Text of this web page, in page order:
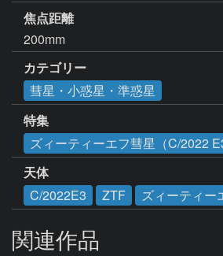
焦点距離
200mm
カテゴリー
彗星・小惑星・準惑星
特集
ズィーティーエフ彗星（C/2022
天体
C/2022E3
ZTF ズィーティー
関連作品